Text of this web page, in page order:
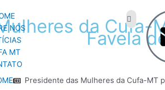
NÓS
MT
da Cufa-
Favela
Presidente das Mulheres da Cufa-MT